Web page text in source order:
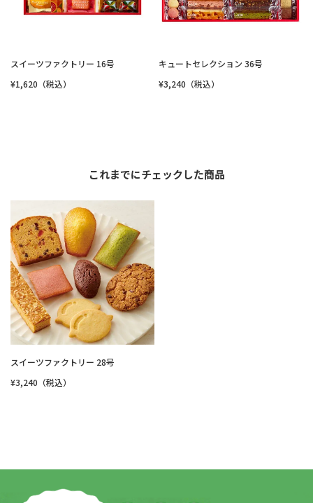
スイーツファクトリー 16号
¥1,620（税込）
キュートセレクション 36号
¥3,240（税込）
これまでにチェックした商品
スイーツファクトリー 28号
¥3,240（税込）